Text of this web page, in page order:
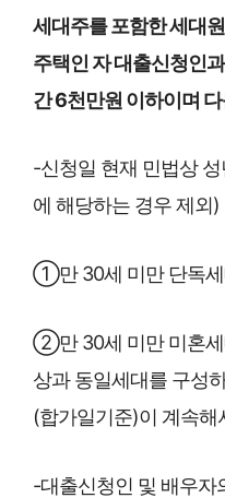
세대주를 포함한 세대
주택인 자 대출신청인
간 6천만원 이하이며
-신청일 현재 민법상
에 해당하는 경우 제외)
①만 30세 미만 단독
②만 30세 미만 미혼세
상과 동일세대를 구성
(합가일기준)이 계속
-대출신청인 및 배우자